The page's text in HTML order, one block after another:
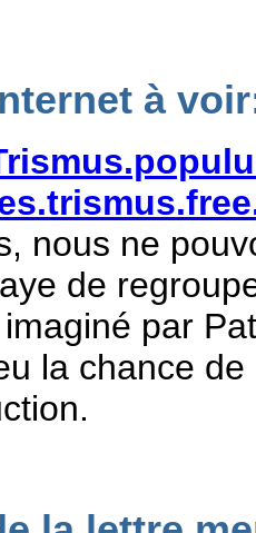
à
nous ne
de
par
la chance